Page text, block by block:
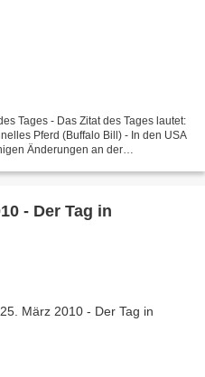
Tages - Das Zitat des Tages lautet:
Pferd (Buffalo Bill) - In den USA
Änderungen an der
- Der Tag in